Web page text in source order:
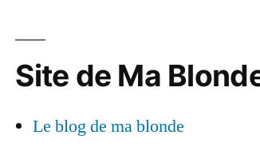
Site de Ma
Le blog de ma blonde